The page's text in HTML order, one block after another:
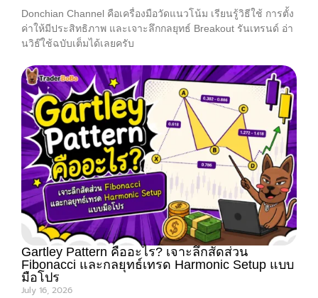
Donchian Channel คือเครื่องมือวัดแนวโน้ม เรียนรู้วิธีใช้ การตั้ง
ค่าให้มีประสิทธิภาพ และเจาะลึกกลยุทธ์ Breakout รันเทรนด์ อ่า
นวิธ๊ใช้ฉบับเต็มได้เลยครับ
Gartley Pattern คืออะไร? เจาะลึกสัดส่วน
Fibonacci และกลยุทธ์เทรด Harmonic Setup แบบ
มือโปร
July 16, 2026